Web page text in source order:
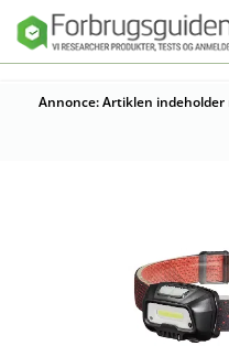
Annonce: Artiklen